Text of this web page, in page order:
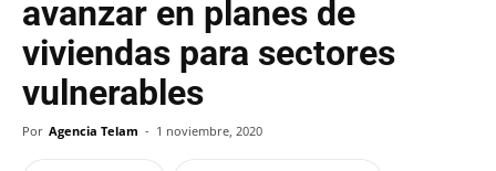
avanzar en planes de
viviendas para sectores
vulnerables
Por Agencia Telam - 1 noviembre, 2020